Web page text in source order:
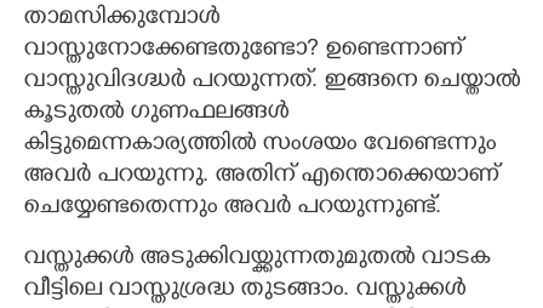
LITERATURE
ZOOM
CONTACT US
താമസിക്കുമ്പോൾ
വാസ്തുനോക്കേണ്ടതുണ്ടോ? ഉണ്ടെന്നാണ്
വാസ്തുവിദഗ്ദ്ധർ പറയുന്നത്. ഇങ്ങനെ ചെയ്താൽ
കൂടുതൽ ഗുണഫലങ്ങൾ
കിട്ടുമെന്നകാര്യത്തിൽ സംശയം വേണ്ടെന്നും
അവർ പറയുന്നു. അതിന് എന്തൊക്കെയാണ്
ചെയ്യേണ്ടതെന്നും അവർ പറയുന്നുണ്ട്.
വസ്തുക്കൾ അടുക്കിവയ്ക്കുന്നതുമുതൽ വാടക
വീട്ടിലെ വാസ്തുശ്രദ്ധ തുടങ്ങാം. വസ്തുക്കൾ